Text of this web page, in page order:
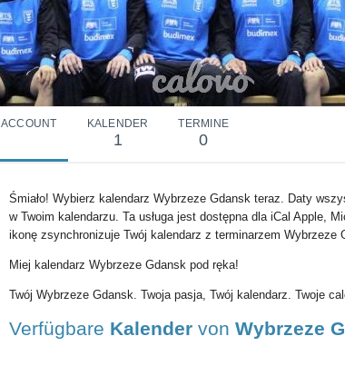
ACCOUNT KALENDER
1
TERMINE
0
Śmiało! Wybierz kalendarz Wybrzeze Gdansk teraz. Daty
w Twoim kalendarzu. Ta usługa jest dostępna dla iCal Apple,
ikonę zsynchronizuje Twój kalendarz z terminarzem Wybrzeze
Miej kalendarz Wybrzeze Gdansk pod ręka!
Twój Wybrzeze Gdansk. Twoja pasja, Twój kalendarz. Twoje
Verfügbare Kalender von Wybrzeze